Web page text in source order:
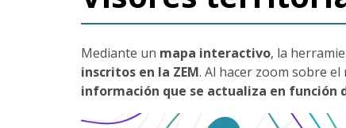
Mediante un mapa interactivo, la
inscritos en la ZEM. Al hacer zoom sobre
información que se actualiza en función